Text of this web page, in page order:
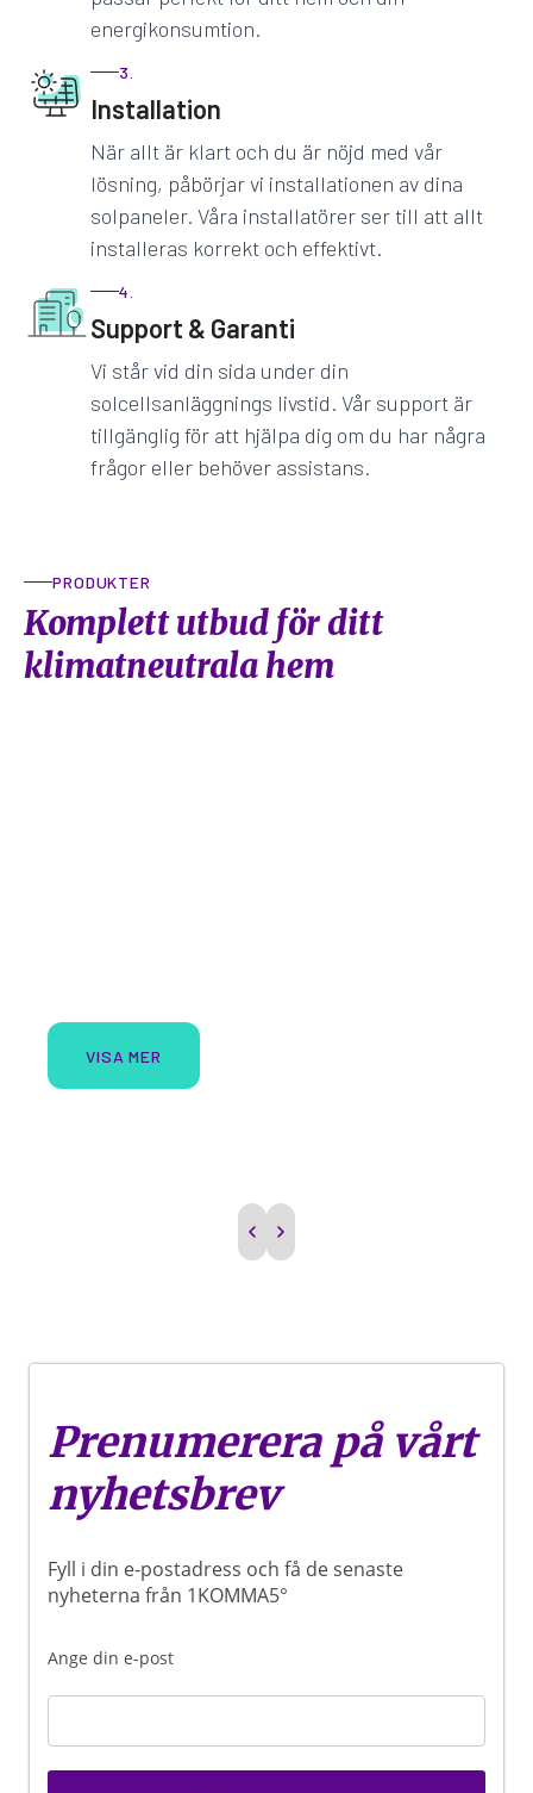
energikonsumtion.
3.
Installation
När allt är klart och du är nöjd med vår
lösning, påbörjar vi installationen av dina
solpaneler. Våra installatörer ser till att allt
installeras korrekt och effektivt.
4.
Support & Garanti
Vi står vid din sida under din
solcellsanläggnings livstid. Vår support är
tillgänglig för att hjälpa dig om du har några
frågor eller behöver assistans.
PRODUKTER
Komplett utbud för ditt
klimatneutrala hem
VISA MER